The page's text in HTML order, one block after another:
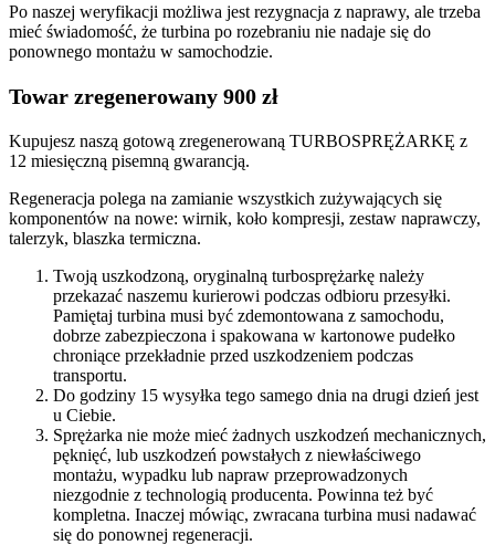
Po naszej weryfikacji możliwa jest rezygnacja z naprawy, ale trzeba
mieć świadomość, że turbina po rozebraniu nie nadaje się do
ponownego montażu w samochodzie.
Towar zregenerowany 900 zł
Kupujesz naszą gotową zregenerowaną TURBOSPRĘŻARKĘ z
12 miesięczną pisemną gwarancją.
Regeneracja polega na zamianie wszystkich zużywających się
komponentów na nowe: wirnik, koło kompresji, zestaw naprawczy,
talerzyk, blaszka termiczna.
Twoją uszkodzoną, oryginalną turbosprężarkę należy
przekazać naszemu kurierowi podczas odbioru przesyłki.
Pamiętaj turbina musi być zdemontowana z samochodu,
dobrze zabezpieczona i spakowana w kartonowe pudełko
chroniące przekładnie przed uszkodzeniem podczas
transportu.
Do godziny 15 wysyłka tego samego dnia na drugi dzień jest
u Ciebie.
Sprężarka nie może mieć żadnych uszkodzeń mechanicznych,
pęknięć, lub uszkodzeń powstałych z niewłaściwego
montażu, wypadku lub napraw przeprowadzonych
niezgodnie z technologią producenta. Powinna też być
kompletna. Inaczej mówiąc, zwracana turbina musi nadawać
się do ponownej regeneracji.